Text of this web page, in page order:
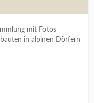
mit Fotos
in alpinen Dörfern